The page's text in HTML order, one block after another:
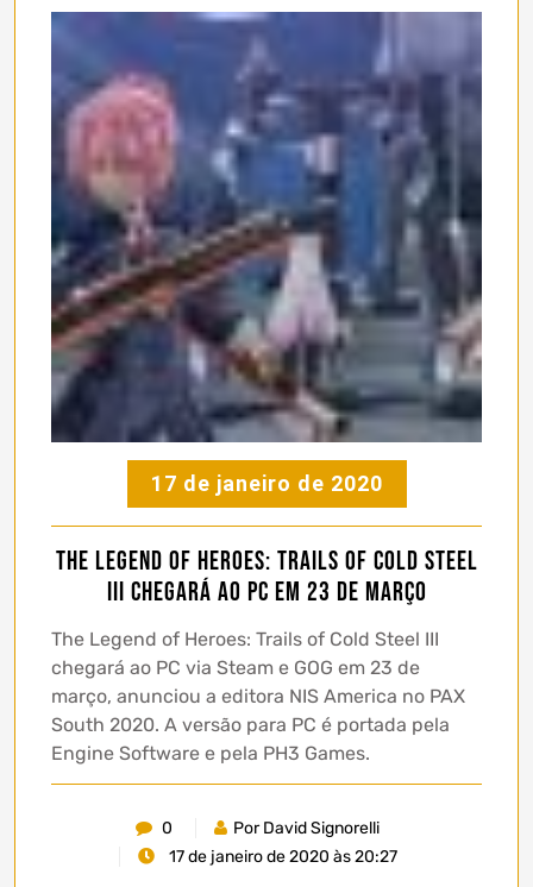
17 de janeiro de 2020
The Legend of Heroes: Trails of Cold Steel
III chegará ao PC em 23 de março
The Legend of Heroes: Trails of Cold Steel III
chegará ao PC via Steam e GOG em 23 de
março, anunciou a editora NIS America no PAX
South 2020. A versão para PC é portada pela
Engine Software e pela PH3 Games.
0
Por David Signorelli
17 de janeiro de 2020 às 20:27